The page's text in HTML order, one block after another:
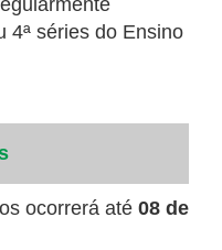
4ª séries do Ensino
ocorrerá até 08 de